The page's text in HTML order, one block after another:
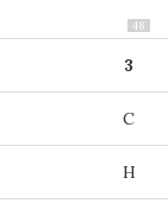
48
3
C
H